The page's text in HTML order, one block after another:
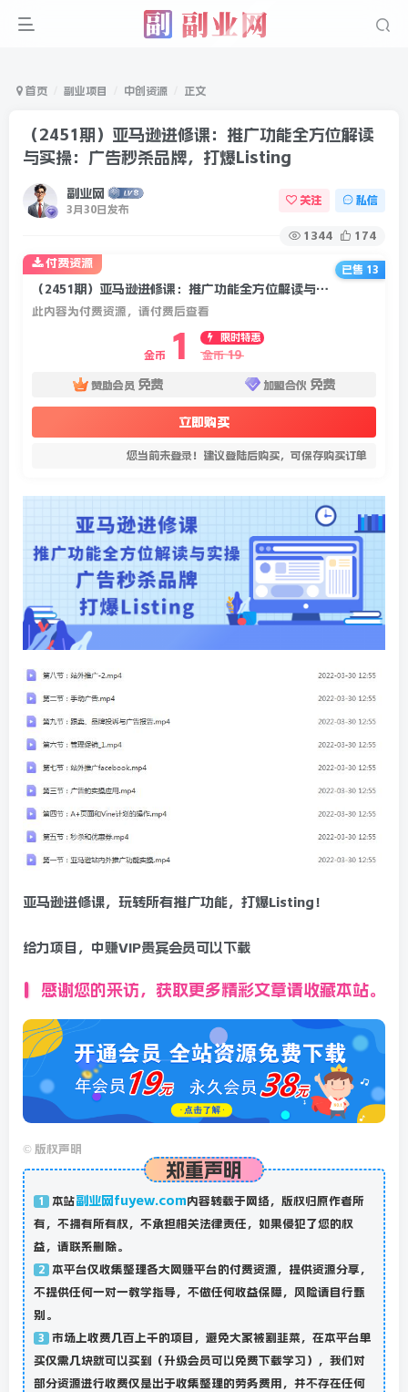
首页 副业项目 中创资源 正文
（2451期）亚马逊进修课：推广功能全方位解读
与实操：广告秒杀品牌，打爆Listing
副业网
3月30日发布
关注 私信
1344 174
（2451期）亚马逊进修课：推广功能全方位解读与实操：广告秒杀品牌，打爆Listing
此内容为付费资源，请付费后查看
金币 1
限时特惠
金币 19
赞助会员 免费 加盟合伙 免费
立即购买
您当前未登录！建议登陆后购买，可保存购买订单
付费资源
已售 13
亚马逊进修课，玩转所有推广功能，打爆Listing！
给力项目，中赚VIP贵宾会员可以下载
感谢您的来访，获取更多精彩文章请收藏本站。
© 版权声明
郑重声明
1 本站副业网fuyew.com内容转载于网络，版权归原作者所
有，不拥有所有权，不承担相关法律责任，如果侵犯了您的权
益，请联系删除。
2
本平台仅收集整理各大网赚平台的付费资源，提供资源分享，
不提供任何一对一教学指导，不做任何收益保障，风险请自行甄
别。
3
市场上收费几百上千的项目，避免大家被割韭菜，在本平台单
买仅需几块就可以买到（升级会员可以免费下载学习），我们对
部分资源进行收费仅是出于收集整理的劳务费用，并不存在任何